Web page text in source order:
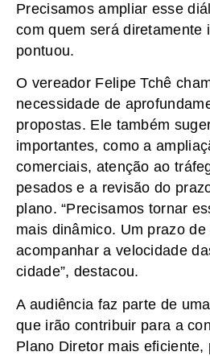
Precisamos ampliar esse
com quem será diretamente
pontuou.
O vereador Felipe Tchê
necessidade de
propostas. Ele também
importantes, como a
comerciais, atenção ao
pesados e a revisão do
plano. “Precisamos tornar
mais dinâmico. Um prazo
acompanhar a velocidade
cidade”, destacou.
A audiência faz parte de
que irão contribuir para a
Plano Diretor mais eficiente,